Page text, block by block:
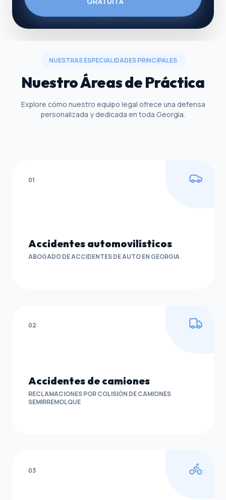
NUESTRAS ESPECIALIDADES PRINCIPALES
Nuestro Áreas de Práctica
Explore cómo nuestro equipo legal ofrece una defensa
personalizada y dedicada en toda Georgia.
01
Accidentes automovilísticos
ABOGADO DE ACCIDENTES DE AUTO EN GEORGIA
02
Accidentes de camiones
RECLAMACIONES POR COLISIÓN DE CAMIONES
SEMIRREMOLQUE
03